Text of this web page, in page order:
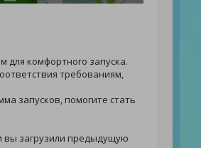
для комфортного запуска.
требованиям,
запусков, помогите стать
вы загрузили предыдущую